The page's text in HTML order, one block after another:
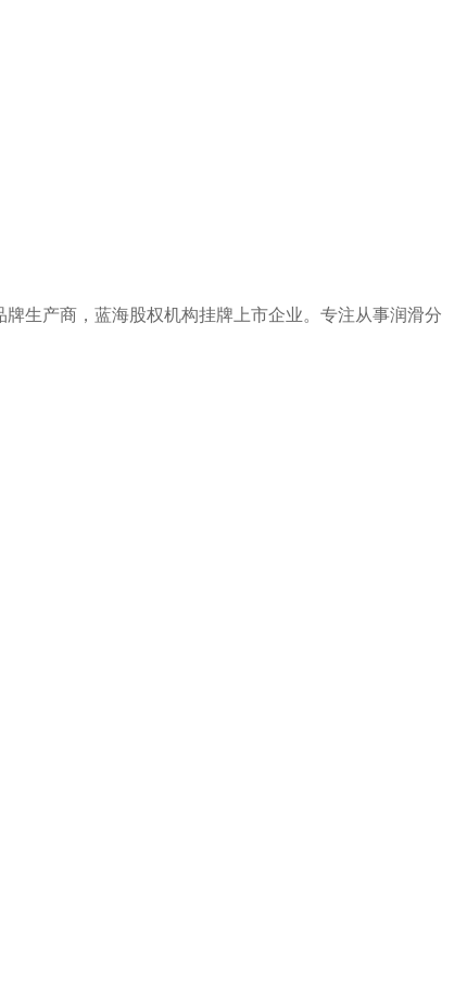
牌生产商，蓝海股权机构挂牌上市企业。专注从事润滑分